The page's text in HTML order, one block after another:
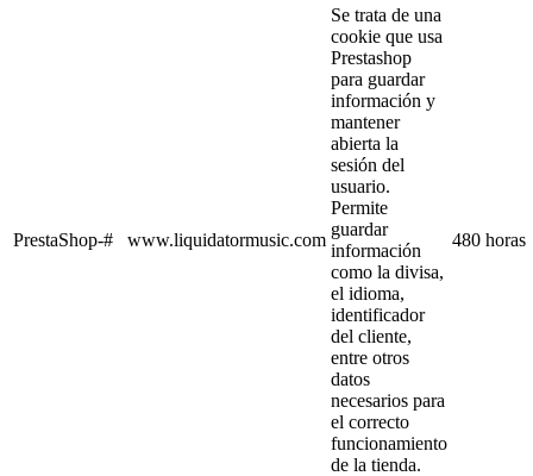
PrestaShop-# www.liquidatormusic.com
Se trata de una
cookie que usa
Prestashop
para guardar
información y
mantener
abierta la
sesión del
usuario.
Permite
guardar
información
como la divisa,
el idioma,
identificador
del cliente,
entre otros
datos
necesarios para
el correcto
funcionamiento
de la tienda.
480 horas